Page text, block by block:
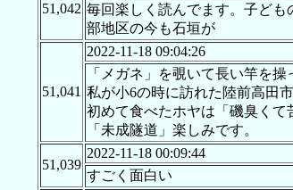
51,042 毎回楽しく読んでます。子ど
部地区の今も石垣が
51,041
2022-11-18 09:04:26
「メガネ」を覗いて長い竿を
私が小6の時に訪れた陸前高田
初めて食べたホヤは「磯臭くて
「未成隧道」楽しみです。
51,039
2022-11-18 00:09:44
すごく面白い